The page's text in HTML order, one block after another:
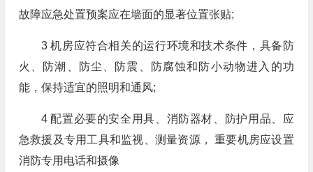
故障应急处置预案应在墙面的显著位置张贴;
3 机房应符合相关的运行环境和技术条件，具备防
火、防潮、防尘、防震、防腐蚀和防小动物进入的功
能，保持适宜的照明和通风;
4 配置必要的安全用具、消防器材、防护用品、应
急救援及专用工具和监视、测量资源， 重要机房应设置
消防专用电话和摄像